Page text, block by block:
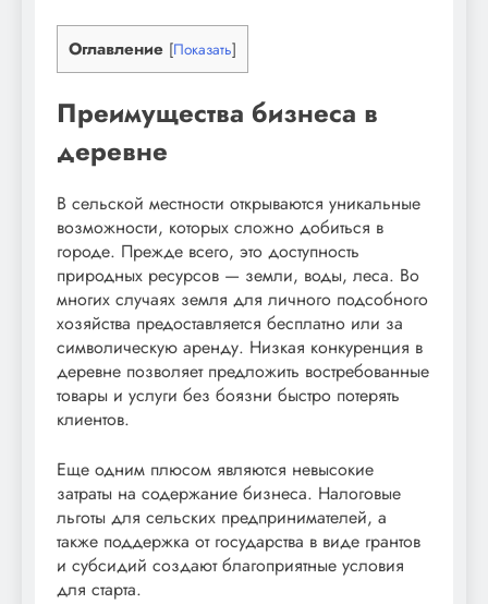
Оглавление [Показать]
Преимущества бизнеса в
деревне
В сельской местности открываются уникальные
возможности, которых сложно добиться в
городе. Прежде всего, это доступность
природных ресурсов — земли, воды, леса. Во
многих случаях земля для личного подсобного
хозяйства предоставляется бесплатно или за
символическую аренду. Низкая конкуренция в
деревне позволяет предложить востребованные
товары и услуги без боязни быстро потерять
клиентов.
Еще одним плюсом являются невысокие
затраты на содержание бизнеса. Налоговые
льготы для сельских предпринимателей, а
также поддержка от государства в виде грантов
и субсидий создают благоприятные условия
для старта.